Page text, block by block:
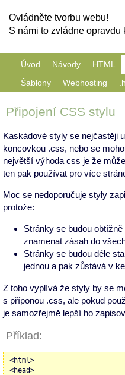
Ovládněte tvorbu webu!
S námi to zvládne opravdu
Úvod Návody HTML
Šablony
Webhosting
Připojení CSS stylu
Kaskádové styly se nejčastěji
koncovkou .css, nebo se
největší výhoda css je že
ten pak používat pro více
Moc se nedoporučuje styly
protože:
Stránky se budou
znamenat zásah do
Stránky se budou déle
jednou a pak zůstává v
Z toho vyplívá že styly by se
s příponou .css, ale pokud
je samozřejmě lepší ho
Příklad:
<html>
<head>